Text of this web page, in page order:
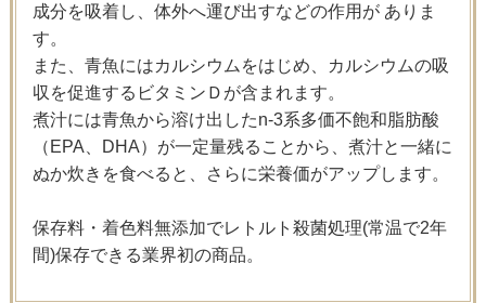
成分を吸着し、体外へ運び出すなどの作用が ありま
す。
また、青魚にはカルシウムをはじめ、カルシウムの吸
収を促進するビタミンＤが含まれます。
煮汁には青魚から溶け出したn-3系多価不飽和脂肪酸
（EPA、DHA）が一定量残ることから、煮汁と一緒に
ぬか炊きを食べると、さらに栄養価がアップします。
保存料・着色料無添加でレトルト殺菌処理(常温で2年
間)保存できる業界初の商品。